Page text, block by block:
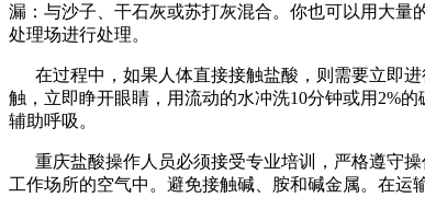
漏：与沙子、干石灰或苏打灰混合。你也可以用大
处理场进行处理。
在过程中，如果人体直接接触盐酸，则需要立即进
触，立即睁开眼睛，用流动的水冲洗10分钟或用2%
辅助呼吸。
重庆盐酸操作人员必须接受专业培训，严格遵守操
工作场所的空气中。避免接触碱、胺和碱金属。在运